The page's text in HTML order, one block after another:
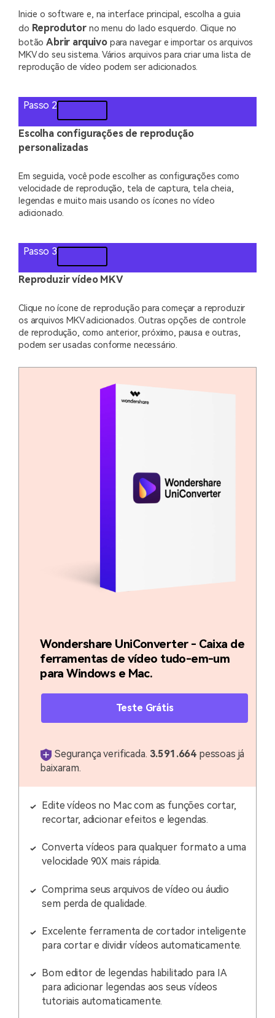
Inicie o software e, na interface principal, escolha a guia
do Reprodutor no menu do lado esquerdo. Clique no
botão Abrir arquivo para navegar e importar os arquivos
MKV do seu sistema. Vários arquivos para criar uma lista de
reprodução de vídeo podem ser adicionados.
Passo 2
Escolha configurações de reprodução
personalizadas
Em seguida, você pode escolher as configurações como
velocidade de reprodução, tela de captura, tela cheia,
legendas e muito mais usando os ícones no vídeo
adicionado.
Passo 3
Reproduzir vídeo MKV
Clique no ícone de reprodução para começar a reproduzir
os arquivos MKV adicionados. Outras opções de controle
de reprodução, como anterior, próximo, pausa e outras,
podem ser usadas conforme necessário.
Wondershare UniConverter - Caixa de
ferramentas de vídeo tudo-em-um
para Windows e Mac.
Teste Grátis
Segurança verificada. 3.591.664 pessoas já
baixaram.
Edite vídeos no Mac com as funções cortar,
recortar, adicionar efeitos e legendas.
Converta vídeos para qualquer formato a uma
velocidade 90X mais rápida.
Comprima seus arquivos de vídeo ou áudio
sem perda de qualidade.
Excelente ferramenta de cortador inteligente
para cortar e dividir vídeos automaticamente.
Bom editor de legendas habilitado para IA
para adicionar legendas aos seus vídeos
tutoriais automaticamente.